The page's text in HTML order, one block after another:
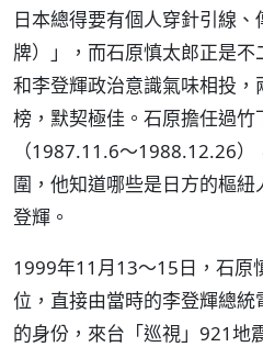
日本總得要有個人穿針引線
牌）」，而石原慎太郎正是
和李登輝政治意識氣味相投
榜，默契極佳。石原擔任過竹
（1987.11.6～1988.12.26
圍，他知道哪些是日方的樞
登輝。
1999年11月13～15日，石原
位，直接由當時的李登輝總
的身份，來台「巡視」921地